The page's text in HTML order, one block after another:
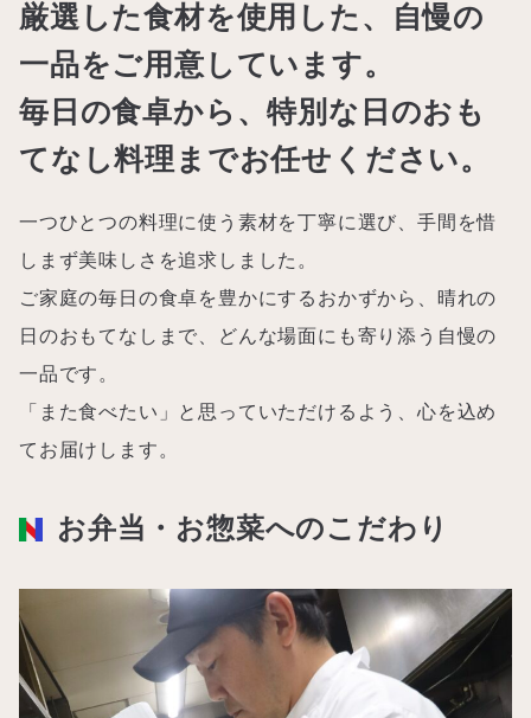
厳選した食材を使用した、自慢の
一品をご用意しています。
毎日の食卓から、特別な日のおも
てなし料理までお任せください。
一つひとつの料理に使う素材を丁寧に選び、手間を惜
しまず美味しさを追求しました。
ご家庭の毎日の食卓を豊かにするおかずから、晴れの
日のおもてなしまで、どんな場面にも寄り添う自慢の
一品です。
「また食べたい」と思っていただけるよう、心を込め
てお届けします。
お弁当・お惣菜へのこだわり